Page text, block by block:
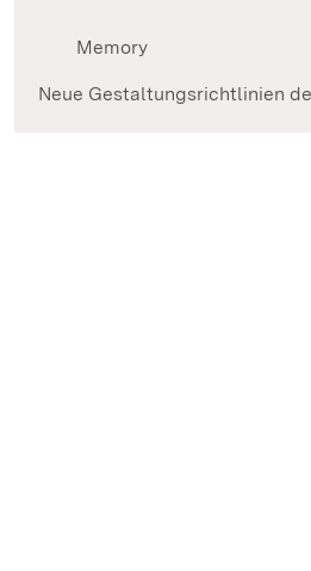
Memory
Neue Gestaltungsrichtlinien